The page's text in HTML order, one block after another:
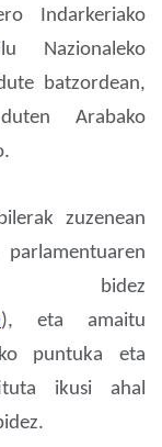
Indarkeriako
Nazionaleko
batzordean,
Arabako
zuzenean
bidez
), eta amaitu
puntuka eta
ikusi ahal